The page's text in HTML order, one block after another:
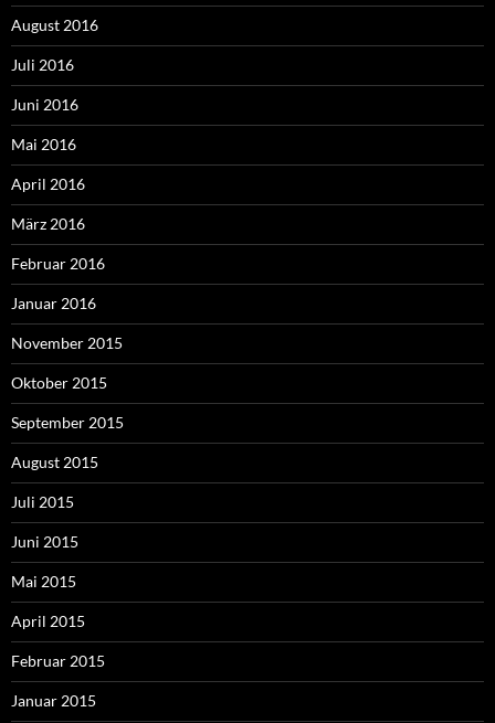
August 2016
Juli 2016
Juni 2016
Mai 2016
April 2016
März 2016
Februar 2016
Januar 2016
November 2015
Oktober 2015
September 2015
August 2015
Juli 2015
Juni 2015
Mai 2015
April 2015
Februar 2015
Januar 2015